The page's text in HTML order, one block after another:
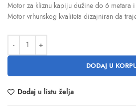
Motor za kliznu kapiju dužine do 6 metara
Motor vrhunskog kvaliteta dizajniran da
DODAJ U
Dodaj u listu želja